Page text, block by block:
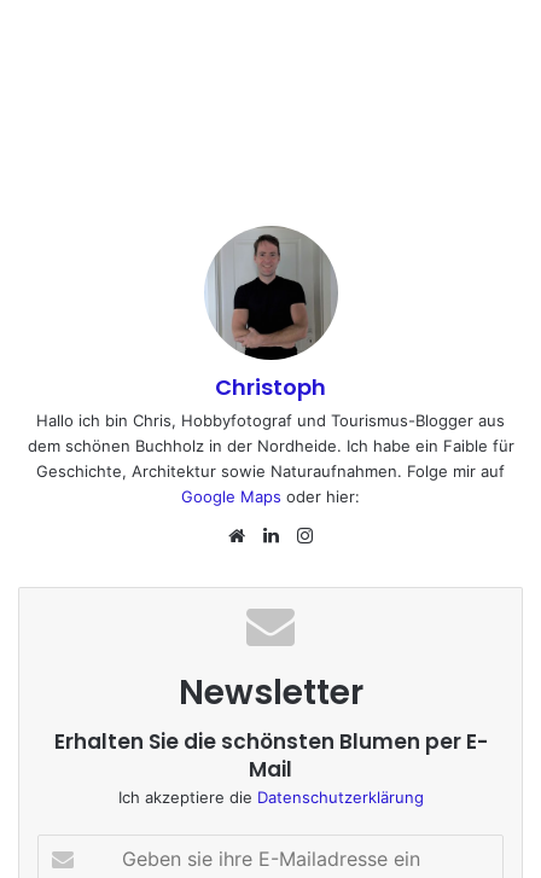
Christoph
Hallo ich bin Chris, Hobbyfotograf und Tourismus-Blogger aus
dem schönen Buchholz in der Nordheide. Ich habe ein Faible für
Geschichte, Architektur sowie Naturaufnahmen. Folge mir auf
Google Maps oder hier:
We
eit
e
Lin
dIn ra
Newsletter
Erhalten Sie die schönsten Blumen per E-
Mail
Ich akzeptiere die Datenschutzerklärung